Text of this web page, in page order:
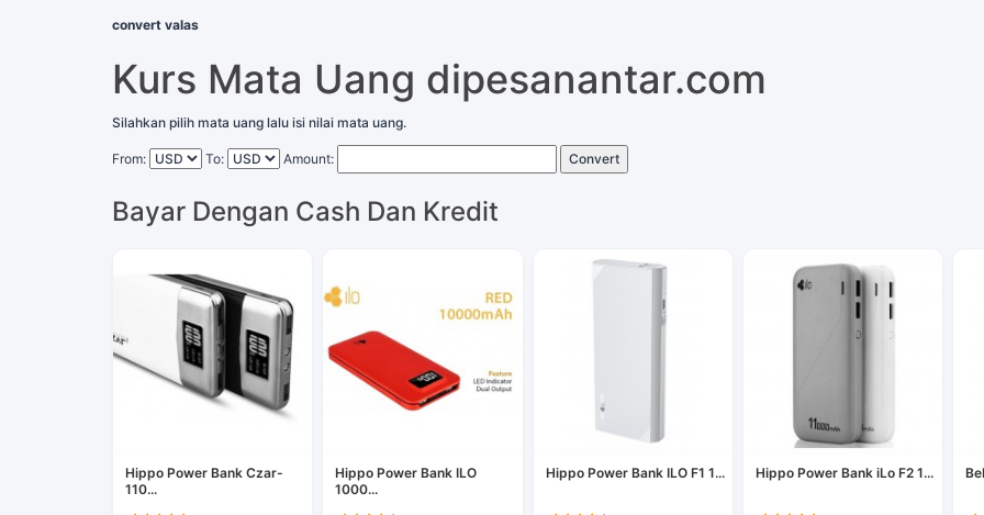
convert valas
Kurs Mata Uang dipesanantar.com
Silahkan pilih mata uang lalu isi nilai mata uang.
From: To: Amount: Convert
Bayar Dengan Cash Dan Kredit
Hippo Power Bank Czar-
110...
Hippo Power Bank ILO
1000...
Hippo Power Bank ILO F1 1... Hippo Power Bank iLo F2 1...